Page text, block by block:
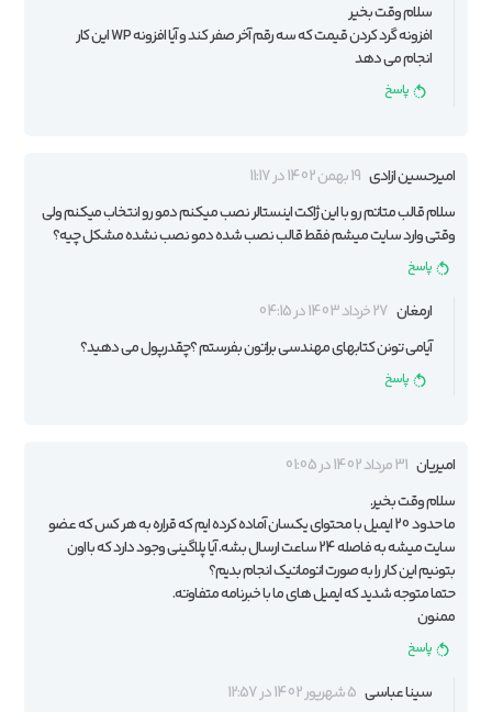
سلام وقت بخیر
افزونه گرد کردن قیمت که سه رقم آخر صفر کند و آیا افزونه WP این کار
انجام می دهد
پاسخ
امیرحسین ازادی 19 بهمن 1402 در 11:17
سلام قالب متاتم رو با این ژاکت اینستالر نصب میکنم دمو رو انتخاب میکنم ولی
وقتی وارد سایت میشم فقط قالب نصب شده دمو نصب نشده مشکل چیه؟
پاسخ
ارمغان 27 خرداد 1403 در 04:15
آیامی تونن کتابهای مهندسی براتون بفرستم ؟چقدرپول می دهید؟
پاسخ
امیریان 31 مرداد 1402 در 01:05
سلام وقت بخیر.
ما حدود 20 ایمیل با محتوای یکسان آماده کرده ایم که قراره به هر کس که عضو
سایت میشه به فاصله 24 ساعت ارسال بشه. آیا پلاگینی وجود دارد که با اون
بتونیم این کار را به صورت اتوماتیک انجام بدیم؟
حتما متوجه شدید که ایمیل های ما با خبرنامه متفاوته.
ممنون
پاسخ
سینا عباسی 5 شهریور 1402 در 12:57